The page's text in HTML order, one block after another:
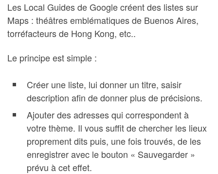
Les Local Guides de Google créent des listes sur
Maps : théâtres emblématiques de Buenos Aires,
torréfacteurs de Hong Kong, etc..
Le principe est simple :
Créer une liste, lui donner un titre, saisir
description afin de donner plus de précisions.
Ajouter des adresses qui correspondent à
votre thème. Il vous suffit de chercher les lieux
proprement dits puis, une fois trouvés, de les
enregistrer avec le bouton « Sauvegarder »
prévu à cet effet.